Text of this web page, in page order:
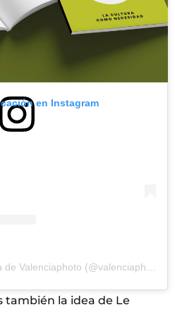
en Instagram
también la idea de Le